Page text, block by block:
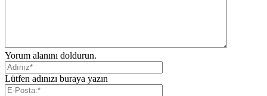
Yorum alanını doldurun.
Lütfen adınızı buraya yazın